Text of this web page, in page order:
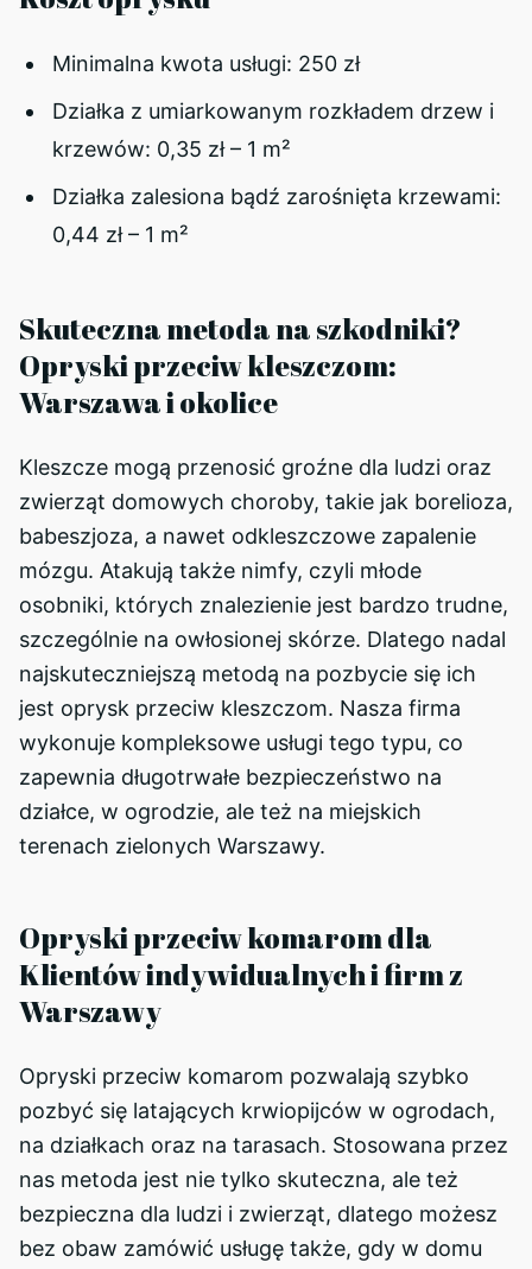
Minimalna kwota usługi: 250 zł
Działka z umiarkowanym rozkładem drzew i
krzewów: 0,35 zł – 1 m²
Działka zalesiona bądź zarośnięta krzewami:
0,44 zł – 1 m²
Skuteczna metoda na szkodniki?
Opryski przeciw kleszczom:
Warszawa i okolice
Kleszcze mogą przenosić groźne dla ludzi oraz
zwierząt domowych choroby, takie jak borelioza,
babeszjoza, a nawet odkleszczowe zapalenie
mózgu. Atakują także nimfy, czyli młode
osobniki, których znalezienie jest bardzo trudne,
szczególnie na owłosionej skórze. Dlatego nadal
najskuteczniejszą metodą na pozbycie się ich
jest oprysk przeciw kleszczom. Nasza firma
wykonuje kompleksowe usługi tego typu, co
zapewnia długotrwałe bezpieczeństwo na
działce, w ogrodzie, ale też na miejskich
terenach zielonych Warszawy.
Opryski przeciw komarom dla
Klientów indywidualnych i firm z
Warszawy
Opryski przeciw komarom pozwalają szybko
pozbyć się latających krwiopijców w ogrodach,
na działkach oraz na tarasach. Stosowana przez
nas metoda jest nie tylko skuteczna, ale też
bezpieczna dla ludzi i zwierząt, dlatego możesz
bez obaw zamówić usługę także, gdy w domu